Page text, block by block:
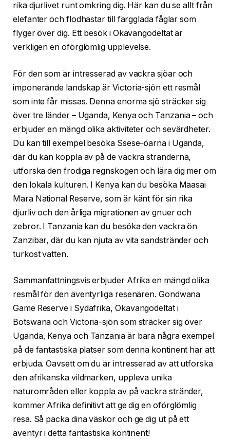
rika djurlivet runt omkring dig. Här kan du se allt från
elefanter och flodhästar till färgglada fåglar som
flyger över dig. Ett besök i Okavangodeltat är
verkligen en oförglömlig upplevelse.
För den som är intresserad av vackra sjöar och
imponerande landskap är Victoria-sjön ett resmål
som inte får missas. Denna enorma sjö sträcker sig
över tre länder – Uganda, Kenya och Tanzania – och
erbjuder en mängd olika aktiviteter och sevärdheter.
Du kan till exempel besöka Ssese-öarna i Uganda,
där du kan koppla av på de vackra stränderna,
utforska den frodiga regnskogen och lära dig mer om
den lokala kulturen. I Kenya kan du besöka Maasai
Mara National Reserve, som är känt för sin rika
djurliv och den årliga migrationen av gnuer och
zebror. I Tanzania kan du besöka den vackra ön
Zanzibar, där du kan njuta av vita sandstränder och
turkost vatten.
Sammanfattningsvis erbjuder Afrika en mängd olika
resmål för den äventyrliga resenären. Gondwana
Game Reserve i Sydafrika, Okavangodeltat i
Botswana och Victoria-sjön som sträcker sig över
Uganda, Kenya och Tanzania är bara några exempel
på de fantastiska platser som denna kontinent har att
erbjuda. Oavsett om du är intresserad av att utforska
den afrikanska vildmarken, uppleva unika
naturområden eller koppla av på vackra stränder,
kommer Afrika definitivt att ge dig en oförglömlig
resa. Så packa dina väskor och ge dig ut på ett
äventyr i detta fantastiska kontinent!